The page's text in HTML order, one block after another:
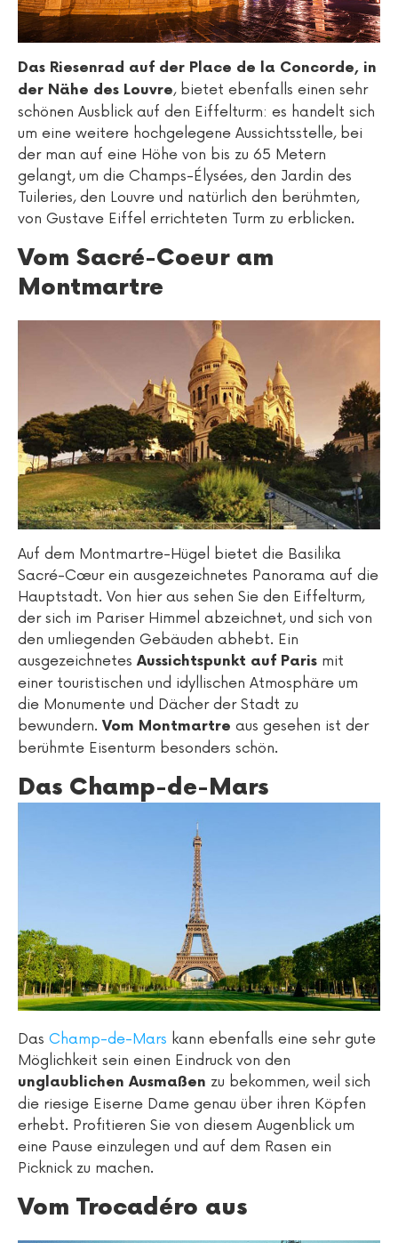
Das Riesenrad auf der Place de la Concorde, in
der Nähe des Louvre, bietet ebenfalls einen sehr
schönen Ausblick auf den Eiffelturm: es handelt sich
um eine weitere hochgelegene Aussichtsstelle, bei
der man auf eine Höhe von bis zu 65 Metern
gelangt, um die Champs-Élysées, den Jardin des
Tuileries, den Louvre und natürlich den berühmten,
von Gustave Eiffel errichteten Turm zu erblicken.
Vom Sacré-Coeur am
Montmartre
Auf dem Montmartre-Hügel bietet die Basilika
Sacré-Cœur ein ausgezeichnetes Panorama auf die
Hauptstadt. Von hier aus sehen Sie den Eiffelturm,
der sich im Pariser Himmel abzeichnet, und sich von
den umliegenden Gebäuden abhebt. Ein
ausgezeichnetes Aussichtspunkt auf Paris mit
einer touristischen und idyllischen Atmosphäre um
die Monumente und Dächer der Stadt zu
bewundern. Vom Montmartre aus gesehen ist der
berühmte Eisenturm besonders schön.
Das Champ-de-Mars
Das Champ-de-Mars kann ebenfalls eine sehr gute
Möglichkeit sein einen Eindruck von den
unglaublichen Ausmaßen zu bekommen, weil sich
die riesige Eiserne Dame genau über ihren Köpfen
erhebt. Profitieren Sie von diesem Augenblick um
eine Pause einzulegen und auf dem Rasen ein
Picknick zu machen.
Vom Trocadéro aus